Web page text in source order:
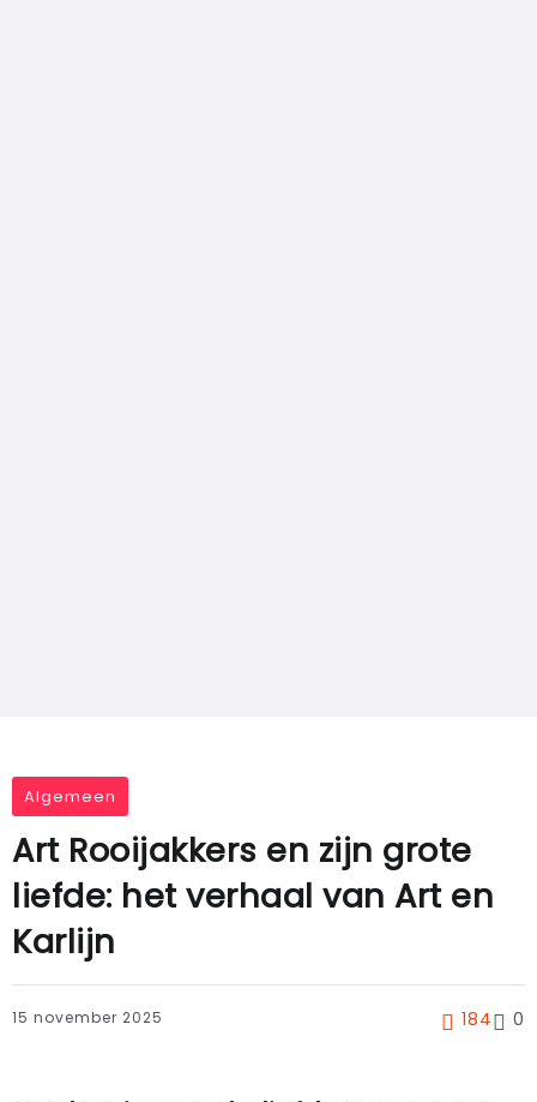
Algemeen
Art Rooijakkers en zijn grote
liefde: het verhaal van Art en
Karlijn
15 november 2025 184 0